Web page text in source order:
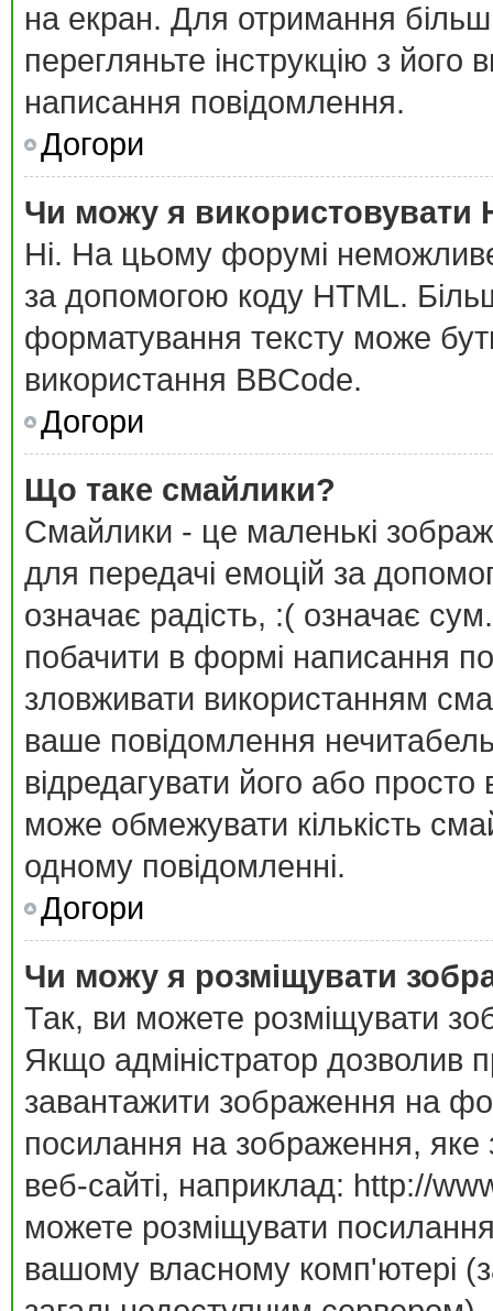
на екран. Для отримання
перегляньте інструкцію з його
написання повідомлення.
Догори
Чи можу я використовувати
Ні. На цьому форумі
за допомогою коду HTML.
форматування тексту може
використання BBCode.
Догори
Що таке смайлики?
Смайлики - це маленькі
для передачі емоцій за
означає радість, :( означає
побачити в формі написання
зловживати використанням
ваше повідомлення
відредагувати його або
може обмежувати кількість
одному повідомленні.
Догори
Чи можу я розміщувати
Так, ви можете розміщувати
Якщо адміністратор дозволив
завантажити зображення на
посилання на зображення, яке
веб-сайті, наприклад: http://
можете розміщувати
вашому власному комп'ютері